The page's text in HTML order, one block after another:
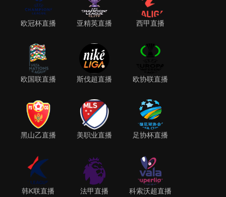
欧冠杯直播 亚精英直播 西甲直播
欧国联直播 斯伐超直播 欧协联直播
黑山乙直播 美职业直播 足协杯直播
韩K联直播 法甲直播 科索沃超直播